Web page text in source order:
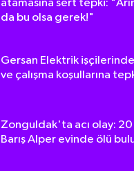
atamasına sert tepki:
da bu olsa gerek!"
Gersan Elektrik
ve çalışma koşullarına
Zonguldak'ta acı olay: 20
Barış Alper evinde ölü